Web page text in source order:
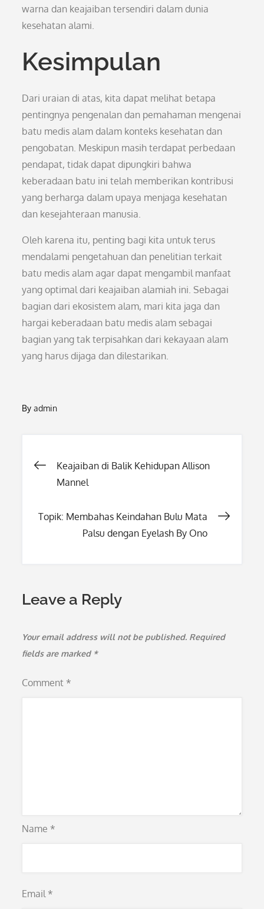
warna dan keajaiban tersendiri dalam dunia
kesehatan alami.
Kesimpulan
Dari uraian di atas, kita dapat melihat betapa
pentingnya pengenalan dan pemahaman mengenai
batu medis alam dalam konteks kesehatan dan
pengobatan. Meskipun masih terdapat perbedaan
pendapat, tidak dapat dipungkiri bahwa
keberadaan batu ini telah memberikan kontribusi
yang berharga dalam upaya menjaga kesehatan
dan kesejahteraan manusia.
Oleh karena itu, penting bagi kita untuk terus
mendalami pengetahuan dan penelitian terkait
batu medis alam agar dapat mengambil manfaat
yang optimal dari keajaiban alamiah ini. Sebagai
bagian dari ekosistem alam, mari kita jaga dan
hargai keberadaan batu medis alam sebagai
bagian yang tak terpisahkan dari kekayaan alam
yang harus dijaga dan dilestarikan.
Byadmin
Post
Keajaiban di Balik Kehidupan Allison
Mannel
Topik: Membahas Keindahan Bulu Mata
Palsu dengan Eyelash By Ono
Leave a Reply
Your email address will not be published. Required
fields are marked *
Comment *
Name *
Email *